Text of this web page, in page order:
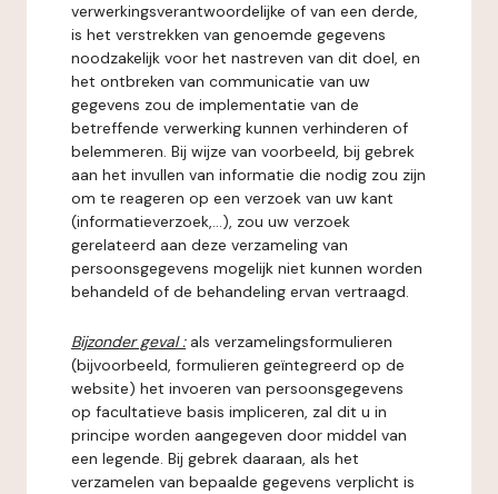
verwerkingsverantwoordelijke of van een derde,
is het verstrekken van genoemde gegevens
noodzakelijk voor het nastreven van dit doel, en
het ontbreken van communicatie van uw
gegevens zou de implementatie van de
betreffende verwerking kunnen verhinderen of
belemmeren. Bij wijze van voorbeeld, bij gebrek
aan het invullen van informatie die nodig zou zijn
om te reageren op een verzoek van uw kant
(informatieverzoek,...), zou uw verzoek
gerelateerd aan deze verzameling van
persoonsgegevens mogelijk niet kunnen worden
behandeld of de behandeling ervan vertraagd.
Bijzonder geval : als verzamelingsformulieren
(bijvoorbeeld, formulieren geïntegreerd op de
website) het invoeren van persoonsgegevens
op facultatieve basis impliceren, zal dit u in
principe worden aangegeven door middel van
een legende. Bij gebrek daaraan, als het
verzamelen van bepaalde gegevens verplicht is